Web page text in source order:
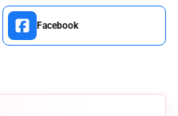
Facebook